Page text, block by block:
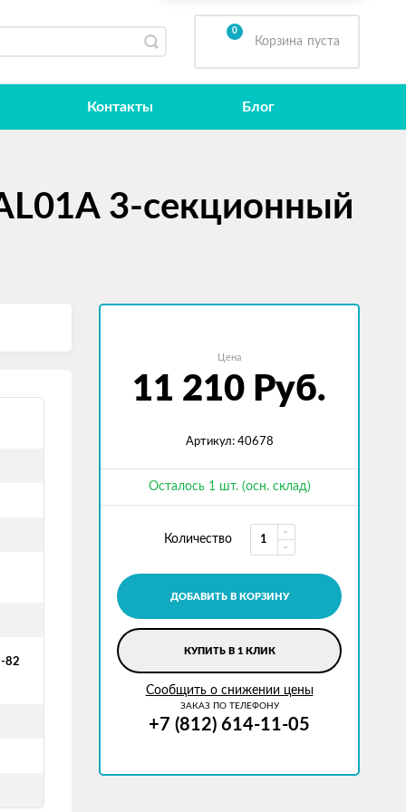
0
Корзина пуста
Контакты Блог
3-секционный
82
Цена
11 210 Руб.
Артикул: 40678
Осталось 1 шт. (осн. склад)
Количество
ДОБАВИТЬ В КОРЗИНУ
КУПИТЬ В 1 КЛИК
Сообщить о снижении цены
ЗАКАЗ ПО ТЕЛЕФОНУ
+7 (812) 614-11-05